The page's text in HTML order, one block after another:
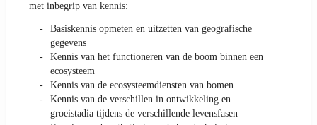
met inbegrip van kennis:
Basiskennis opmeten en uitzetten van geografische
gegevens
Kennis van het functioneren van de boom binnen een
ecosysteem
Kennis van de ecosysteemdiensten van bomen
Kennis van de verschillen in ontwikkeling en
groeistadia tijdens de verschillende levensfasen